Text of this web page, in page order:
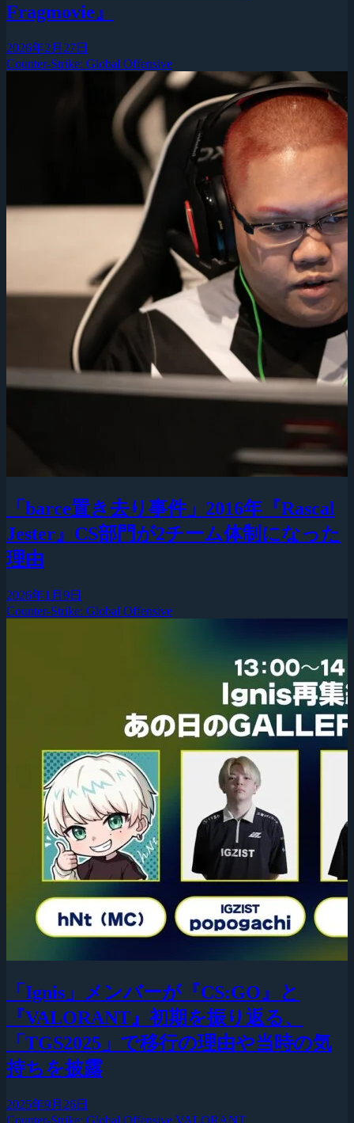
Fragmovie』
2026年2月27日
Counter-Strike: Global Offensive
「barce置き去り事件」2016年『Rascal
Jester』CS部門が2チーム体制になった
理由
2026年1月9日
Counter-Strike: Global Offensive
「Ignis」メンバーが『CS:GO』と
『VALORANT』初期を振り返る、
「TGS2025」で移行の理由や当時の気
持ちを披露
2025年9月26日
Counter-Strike: Global Offensive VALORANT